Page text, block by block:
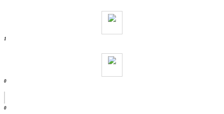
1
0
0